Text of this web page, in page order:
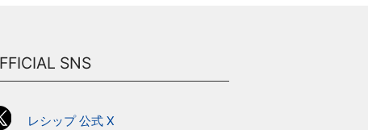
SNS
レシップ 公式 X